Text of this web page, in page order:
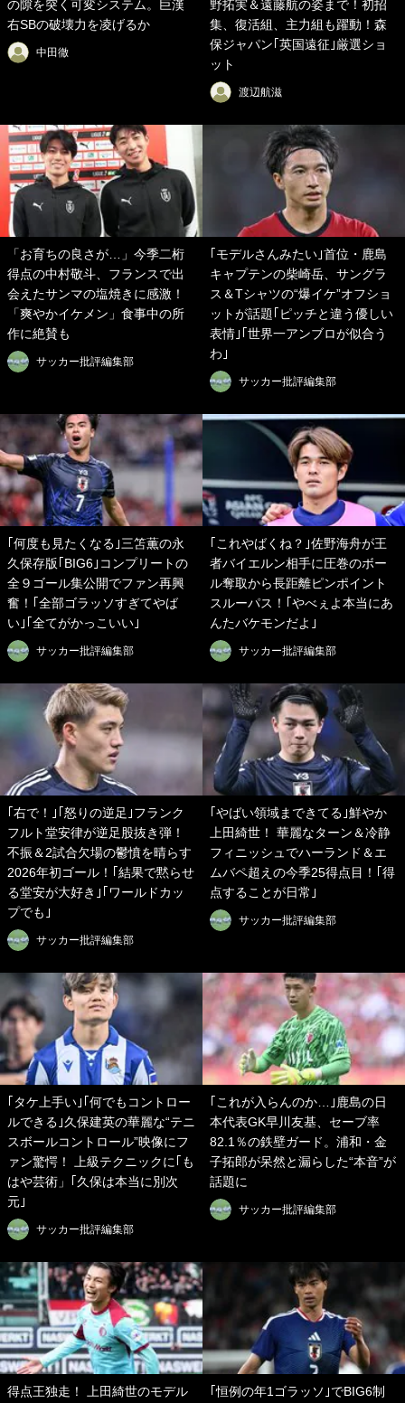
の隙を突く可変システム。巨漢
右SBの破壊力を凌げるか
中田徹
野拓実＆遠藤航の姿まで！初招
集、復活組、主力組も躍動！森
保ジャパン｢英国遠征｣厳選ショ
ット
渡辺航滋
「お育ちの良さが…」今季二桁
得点の中村敬斗、フランスで出
会えたサンマの塩焼きに感激！
「爽やかイケメン」食事中の所
作に絶賛も
サッカー批評編集部
｢モデルさんみたい｣首位・鹿島
キャプテンの柴崎岳、サングラ
ス＆Tシャツの“爆イケ”オフショ
ットが話題｢ピッチと違う優しい
表情｣｢世界一アンブロが似合う
わ｣
サッカー批評編集部
｢何度も見たくなる｣三笘薫の永
久保存版｢BIG6｣コンプリートの
全９ゴール集公開でファン再興
奮！｢全部ゴラッソすぎてやば
い｣｢全てがかっこいい｣
サッカー批評編集部
｢これやばくね？｣佐野海舟が王
者バイエルン相手に圧巻のボー
ル奪取から長距離ピンポイント
スルーパス！｢やべぇよ本当にあ
んたバケモンだよ｣
サッカー批評編集部
｢右で！｣｢怒りの逆足｣フランク
フルト堂安律が逆足股抜き弾！
不振＆2試合欠場の鬱憤を晴らす
2026年初ゴール！｢結果で黙らせ
る堂安が大好き｣｢ワールドカッ
プでも｣
サッカー批評編集部
｢やばい領域まできてる｣鮮やか
上田綺世！ 華麗なターン＆冷静
フィニッシュでハーランド＆エ
ムバペ超えの今季25得点目！｢得
点することが日常｣
サッカー批評編集部
｢タケ上手い｣｢何でもコントロー
ルできる｣久保建英の華麗な“テニ
スボールコントロール”映像にフ
ァン驚愕！ 上級テクニックに｢も
はや芸術」｢久保は本当に別次
元｣
サッカー批評編集部
｢これが入らんのか…｣鹿島の日
本代表GK早川友基、セーブ率
82.1％の鉄壁ガード。浦和・金
子拓郎が呆然と漏らした“本音”が
話題に
サッカー批評編集部
得点王独走！ 上田綺世のモデル
｢恒例の年1ゴラッソ｣でBIG6制